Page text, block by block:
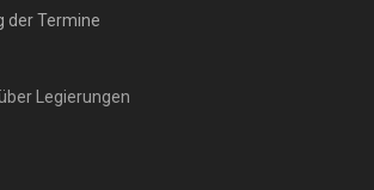
der Termine
Legierungen